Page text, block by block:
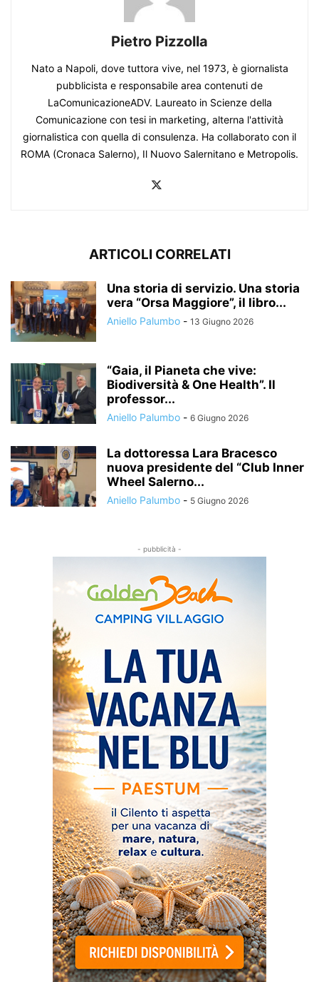
Pietro Pizzolla
Nato a Napoli, dove tuttora vive, nel 1973, è giornalista
pubblicista e responsabile area contenuti de
LaComunicazioneADV. Laureato in Scienze della
Comunicazione con tesi in marketing, alterna l'attività
giornalistica con quella di consulenza. Ha collaborato con il
ROMA (Cronaca Salerno), Il Nuovo Salernitano e Metropolis.
ARTICOLI CORRELATI
Una storia di servizio. Una storia
vera “Orsa Maggiore”, il libro...
Aniello Palumbo - 13 Giugno 2026
“Gaia, il Pianeta che vive:
Biodiversità & One Health”. Il
professor...
Aniello Palumbo - 6 Giugno 2026
La dottoressa Lara Bracesco
nuova presidente del “Club Inner
Wheel Salerno...
Aniello Palumbo - 5 Giugno 2026
- pubblicità -